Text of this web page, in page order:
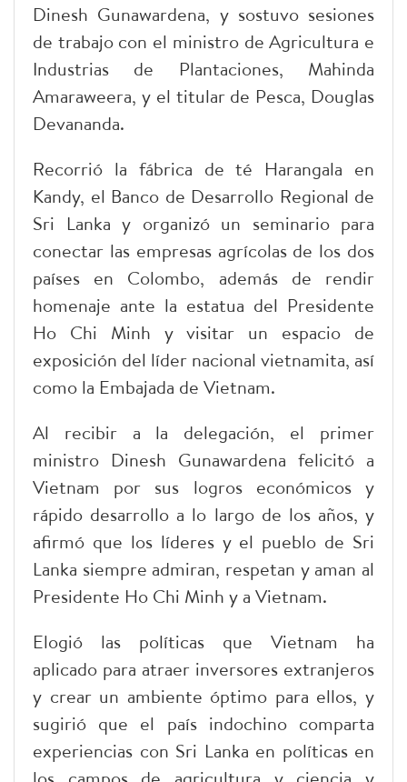
Dinesh Gunawardena, y sostuvo sesiones
de trabajo con el ministro de Agricultura e
Industrias de Plantaciones, Mahinda
Amaraweera, y el titular de Pesca, Douglas
Devananda.
Recorrió la fábrica de té Harangala en
Kandy, el Banco de Desarrollo Regional de
Sri Lanka y organizó un seminario para
conectar las empresas agrícolas de los dos
países en Colombo, además de rendir
homenaje ante la estatua del Presidente
Ho Chi Minh y visitar un espacio de
exposición del líder nacional vietnamita, así
como la Embajada de Vietnam.
Al recibir a la delegación, el primer
ministro Dinesh Gunawardena felicitó a
Vietnam por sus logros económicos y
rápido desarrollo a lo largo de los años, y
afirmó que los líderes y el pueblo de Sri
Lanka siempre admiran, respetan y aman al
Presidente Ho Chi Minh y a Vietnam.
Elogió las políticas que Vietnam ha
aplicado para atraer inversores extranjeros
y crear un ambiente óptimo para ellos, y
sugirió que el país indochino comparta
experiencias con Sri Lanka en políticas en